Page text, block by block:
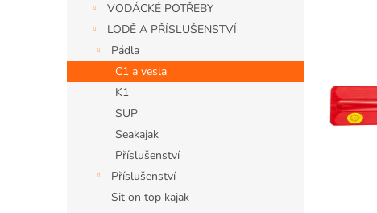
a
VODÁCKÉ POTŘEBY
LODĚ A PŘÍSLUŠENSTVÍ
Pádla
C1 a vesla
K1
SUP
Seakajak
Příslušenství
Příslušenství
Sit on top kajak